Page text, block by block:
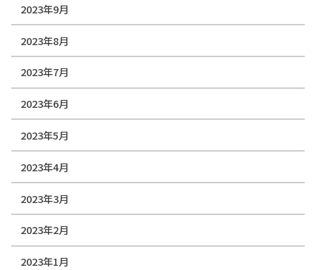
2023年9月
2023年8月
2023年7月
2023年6月
2023年5月
2023年4月
2023年3月
2023年2月
2023年1月